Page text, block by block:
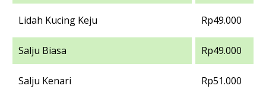
Lidah Kucing Keju Rp49.000
Salju Biasa Rp49.000
Salju Kenari Rp51.000